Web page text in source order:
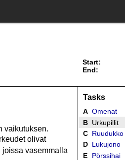
Start:
End:
vaikutuksen.
olivat1,2,\ldots,n
joissa vasemmalla
Tasks
A Omenat
B Urkupillit
C Ruudukko
D Lukujono
E Pörssihai